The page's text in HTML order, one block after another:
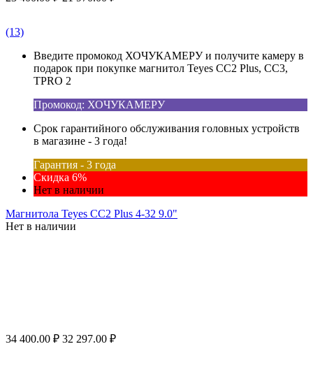
(13)
Введите промокод ХОЧУКАМЕРУ и получите камеру в
подарок при покупке магнитол Teyes CC2 Plus, CC3,
TPRO 2
Промокод: ХОЧУКАМЕРУ
Срок гарантийного обслуживания головных устройств
в магазине - 3 года!
Гарантия - 3 года
Скидка 6%
Нет в наличии
Магнитола Teyes CC2 Plus 4-32 9.0"
Нет в наличии
34 400.00 ₽ 32 297.00 ₽